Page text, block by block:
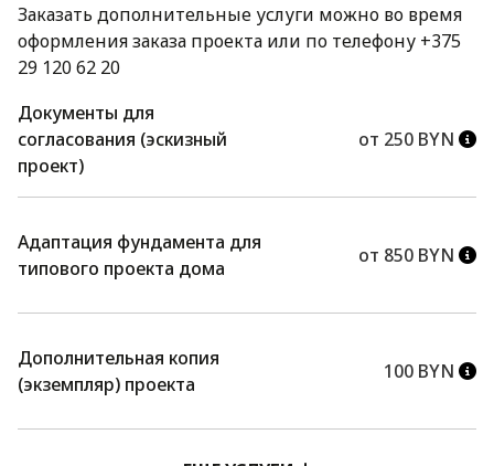
Заказать дополнительные услуги можно во время
оформления заказа проекта или по телефону +375
29 120 62 20
Документы для
согласования (эскизный
проект)
от 250 BYN
Адаптация фундамента для
типового проекта дома
от 850 BYN
Дополнительная копия
(экземпляр) проекта
100 BYN